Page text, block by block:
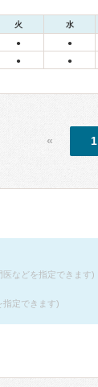
火 水
● ●
● ●
« 1
医などを指定できます)
指定できます)